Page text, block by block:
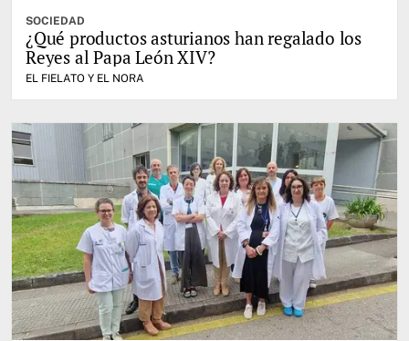
SOCIEDAD
¿Qué productos asturianos han regalado los
Reyes al Papa León XIV?
EL FIELATO Y EL NORA